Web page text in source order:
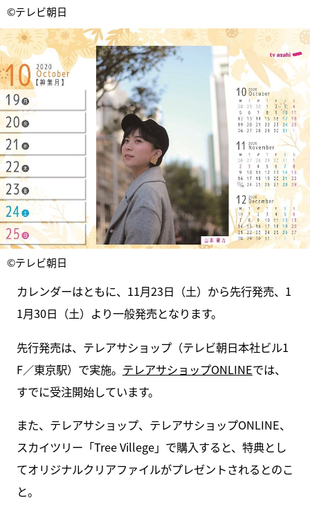
©テレビ朝日
©テレビ朝日
カレンダーはともに、11月23日（土）から先行発売、1
1月30日（土）より一般発売となります。
先行発売は、テレアサショップ（テレビ朝日本社ビル1
F／東京駅）で実施。 テレアサショップONLINEでは、
すでに受注開始しています。
また、テレアサショップ、テレアサショップONLINE、
スカイツリー「Tree Villege」で購入すると、特典とし
てオリジナルクリアファイルがプレゼントされるとのこ
と。